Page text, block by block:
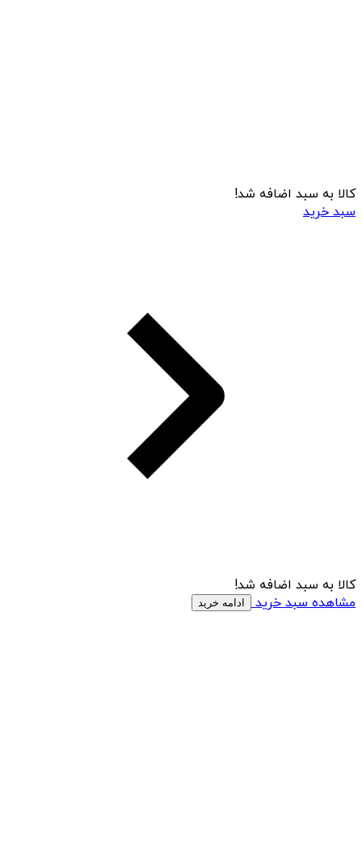
کالا به سبد اضافه شد!
سبد خرید
کالا به سبد اضافه شد!
مشاهده سبد خرید
ادامه خرید